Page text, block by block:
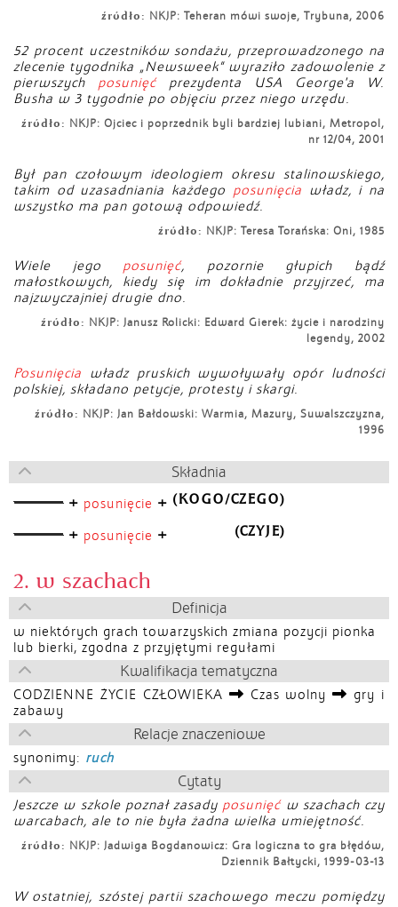
źródło: NKJP: Teheran mówi swoje, Trybuna, 2006
52 procent uczestników sondażu, przeprowadzonego na
zlecenie tygodnika „Newsweek” wyraziło zadowolenie z
pierwszych posunięćprezydenta USA George'a W.
Busha w 3 tygodnie po objęciu przez niego urzędu.
źródło: NKJP: Ojciec i poprzednik byli bardziej lubiani, Metropol,
nr 12/04, 2001
Był pan czołowym ideologiem okresu stalinowskiego,
takim od uzasadniania każdego posunięcia władz, i na
wszystko ma pan gotową odpowiedź.
źródło: NKJP: Teresa Torańska: Oni, 1985
Wiele jego posunięć, pozornie głupich bądź
małostkowych, kiedy się im dokładnie przyjrzeć, ma
najzwyczajniej drugie dno.
źródło: NKJP: Janusz Rolicki: Edward Gierek: życie i narodziny
legendy, 2002
Posunięcia władz pruskich wywoływały opór ludności
polskiej, składano petycje, protesty i skargi.
źródło: NKJP: Jan Bałdowski: Warmia, Mazury, Suwalszczyzna,
1996
Składnia
+ posunięcie + (KOGO/CZEGO)
+ posunięcie + (CZYJE)
2. w szachach
Definicja
w niektórych grach towarzyskich zmiana pozycji pionka
lub bierki, zgodna z przyjętymi regułami
Kwalifikacja tematyczna
CODZIENNE ŻYCIE CZŁOWIEKA Czas wolny
gry i
zabawy
Relacje znaczeniowe
synonimy: ruch
Cytaty
Jeszcze w szkole poznał zasady posunięćw szachach czy
warcabach, ale to nie była żadna wielka umiejętność.
źródło: NKJP: Jadwiga Bogdanowicz: Gra logiczna to gra błędów,
Dziennik Bałtycki, 1999-03-13
W ostatniej, szóstej partii szachowego meczu pomiędzy